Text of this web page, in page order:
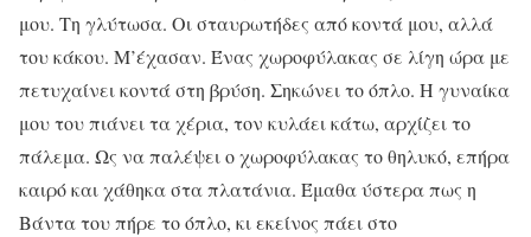
μου. Τη γλύτωσα. Οι σταυρωτήδες από κοντά μου, αλλά
του κάκου. Μ’έχασαν. Ένας χωροφύλακας σε λίγη ώρα με
πετυχαίνει κοντά στη βρύση. Σηκώνει το όπλο. Η γυναίκα
μου του πιάνει τα χέρια, τον κυλάει κάτω, αρχίζει το
πάλεμα. Ως να παλέψει ο χωροφύλακας το θηλυκό, επήρα
καιρό και χάθηκα στα πλατάνια. Έμαθα ύστερα πως η
Βάντα του πήρε το όπλο, κι εκείνος πάει στο